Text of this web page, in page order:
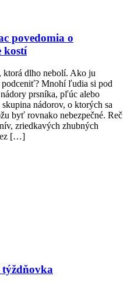
povedomia o
kostí
ktorá dlho nebolí. Ako ju
podceniť? Mnohí ľudia si pod
prsníka, pľúc alebo
nádorov, o ktorých sa
byť rovnako nebezpečné. Reč
zriedkavých zhubných
[…]
týždňovka